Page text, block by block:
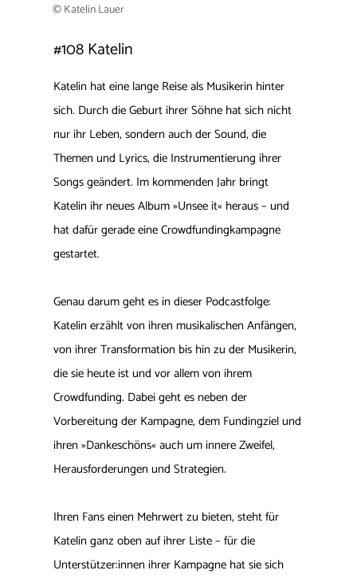
© Katelin Lauer
#108Katelin
Katelin hat eine lange Reise als Musikerin hinter
sich. Durch die Geburt ihrer Söhne hat sich nicht
nur ihr Leben, sondern auch der Sound, die
Themen und Lyrics, die Instrumentierung ihrer
Songs geändert. Im kommenden Jahr bringt
Katelin ihr neues Album »Unsee it« heraus – und
hat dafür gerade eine Crowdfundingkampagne
gestartet.
Genau darum geht es in dieser Podcastfolge:
Katelin erzählt von ihren musikalischen Anfängen,
von ihrer Transformation bis hin zu der Musikerin,
die sie heute ist und vor allem von ihrem
Crowdfunding. Dabei geht es neben der
Vorbereitung der Kampagne, dem Fundingziel und
ihren »Dankeschöns« auch um innere Zweifel,
Herausforderungen und Strategien.
Ihren Fans einen Mehrwert zu bieten, steht für
Katelin ganz oben auf ihrer Liste – für die
Unterstützer:innen ihrer Kampagne hat sie sich